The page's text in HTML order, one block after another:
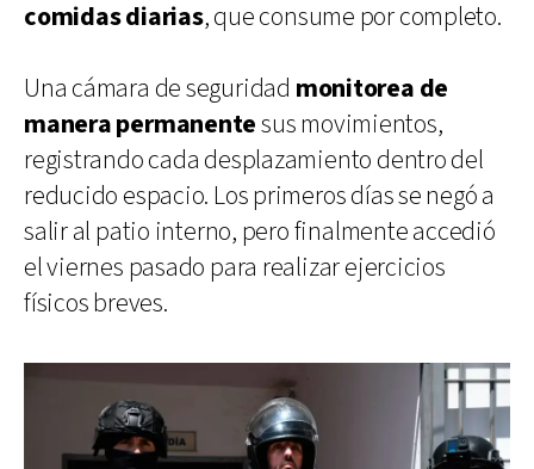
comidas diarias, que consume por completo.
Una cámara de seguridad monitorea de
manera permanentesus movimientos,
registrando cada desplazamiento dentro del
reducido espacio. Los primeros días se negó a
salir al patio interno, pero finalmente accedió
el viernes pasado para realizar ejercicios
físicos breves.